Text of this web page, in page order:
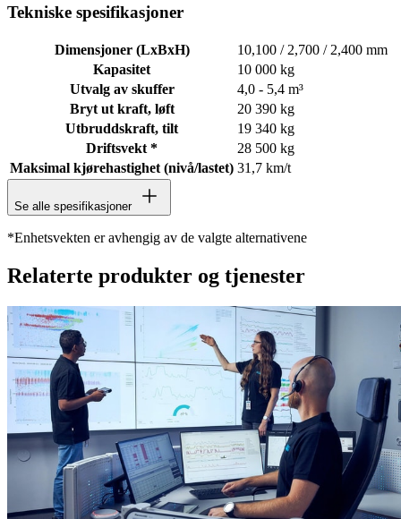
Tekniske spesifikasjoner
Dimensjoner (LxBxH)
10,100 / 2,700 / 2,400 mm
Kapasitet
10 000 kg
Utvalg av skuffer
4,0 - 5,4 m³
Bryt ut kraft, løft
20 390 kg
Utbruddskraft, tilt
19 340 kg
Driftsvekt *
28 500 kg
Maksimal kjørehastighet (nivå/lastet) 31,7 km/t
Se alle spesifikasjoner
*Enhetsvekten er avhengig av de valgte alternativene
Relaterte produkter og tjenester